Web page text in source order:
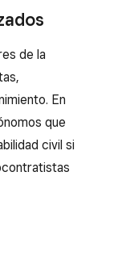
de la
En
que
civil si